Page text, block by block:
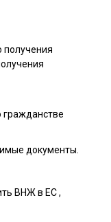
получения
гражданстве
документы.
ВНЖ в ЕС ,